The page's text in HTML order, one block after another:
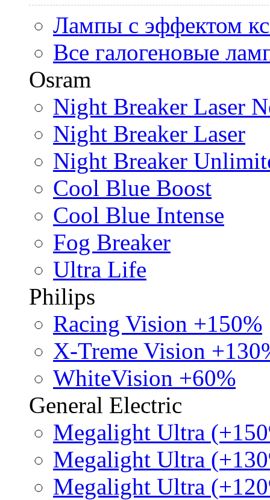
Лампы с эффектом
Все галогеновые
Osram
Night Breaker Laser
Night Breaker Laser
Night Breaker
Cool Blue Boost
Cool Blue Intense
Fog Breaker
Ultra Life
Philips
Racing Vision +150%
X-Treme Vision
WhiteVision +60%
General Electric
Megalight Ultra
Megalight Ultra
Megalight Ultra